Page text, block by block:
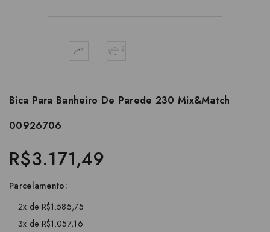
Bica Para Banheiro De Parede 230 Mix&Match
00926706
R$3.171,49
Parcelamento:
2x de R$1.585,75
3x de R$1.057,16